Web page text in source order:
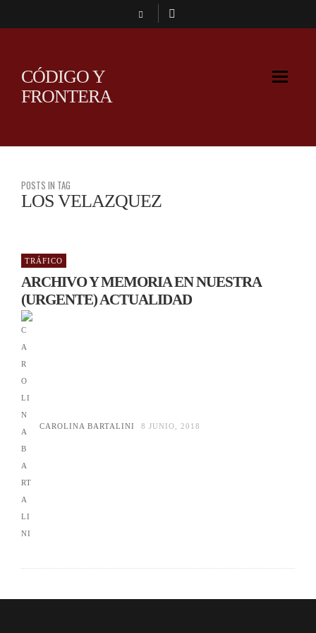
CÓDIGO Y
FRONTERA
POSTS IN TAG
LOS VELAZQUEZ
TRÁFICO
ARCHIVO Y MEMORIA EN NUESTRA
(URGENTE) ACTUALIDAD
CAROLINA BARTALINI 8 JUNIO, 2018